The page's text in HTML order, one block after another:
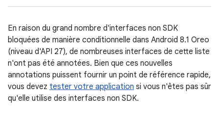
En raison du grand nombre d'interfaces non SDK
bloquées de manière conditionnelle dans Android 8.1 Oreo
(niveau d'API 27), de nombreuses interfaces de cette liste
n'ont pas été annotées. Bien que ces nouvelles
annotations puissent fournir un point de référence rapide,
vous devez tester votre application si vous n'êtes pas sûr
qu'elle utilise des interfaces non SDK.